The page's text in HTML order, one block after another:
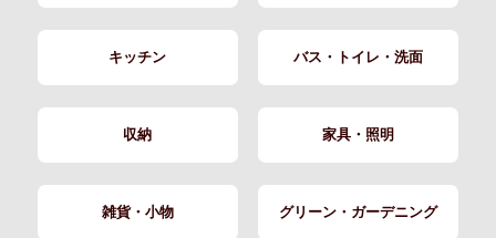
キッチン バス・トイレ・洗面
収納 家具・照明
雑貨・小物 グリーン・ガーデニング